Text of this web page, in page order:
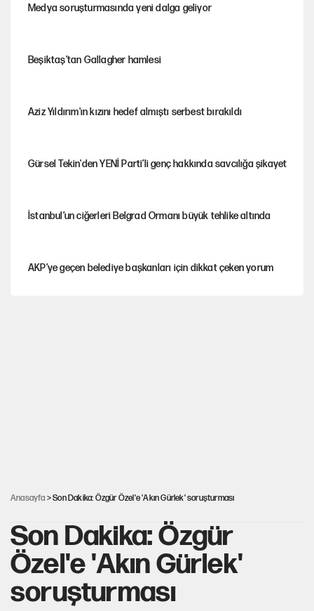
Medya soruşturmasında yeni dalga geliyor
Beşiktaş’tan Gallagher hamlesi
Aziz Yıldırım'ın kızını hedef almıştı serbest bırakıldı
Gürsel Tekin'den YENİ Parti’li genç hakkında savcılığa şikayet
İstanbul’un ciğerleri Belgrad Ormanı büyük tehlike altında
AKP’ye geçen belediye başkanları için dikkat çeken yorum
Anasayfa > Son Dakika: Özgür Özel'e 'Akın Gürlek' soruşturması
Son Dakika: Özgür
Özel'e 'Akın Gürlek'
soruşturması